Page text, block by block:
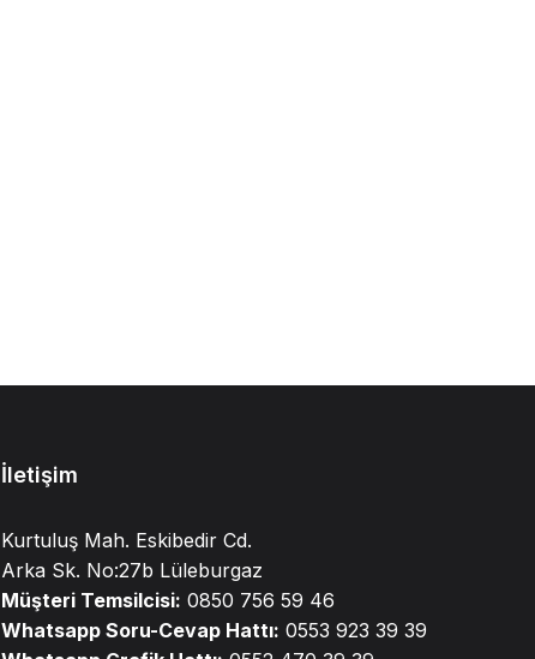
İletişim
Kurtuluş Mah. Eskibedir Cd.
Arka Sk. No:27b Lüleburgaz
Müşteri Temsilcisi: 0850 756 59 46
Whatsapp Soru-Cevap Hattı: 0553 923 39 39